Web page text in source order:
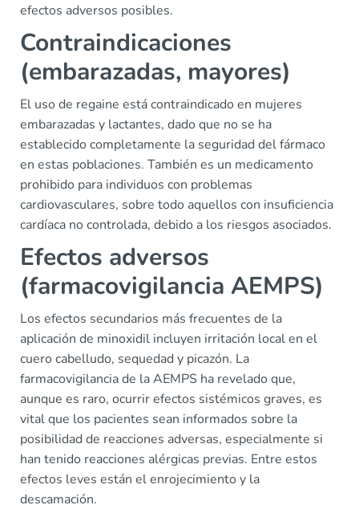
efectos adversos posibles.
Contraindicaciones
(embarazadas, mayores)
El uso de regaine está contraindicado en mujeres
embarazadas y lactantes, dado que no se ha
establecido completamente la seguridad del fármaco
en estas poblaciones. También es un medicamento
prohibido para individuos con problemas
cardiovasculares, sobre todo aquellos con insuficiencia
cardíaca no controlada, debido a los riesgos asociados.
Efectos adversos
(farmacovigilancia AEMPS)
Los efectos secundarios más frecuentes de la
aplicación de minoxidil incluyen irritación local en el
cuero cabelludo, sequedad y picazón. La
farmacovigilancia de la AEMPS ha revelado que,
aunque es raro, ocurrir efectos sistémicos graves, es
vital que los pacientes sean informados sobre la
posibilidad de reacciones adversas, especialmente si
han tenido reacciones alérgicas previas. Entre estos
efectos leves están el enrojecimiento y la
descamación.